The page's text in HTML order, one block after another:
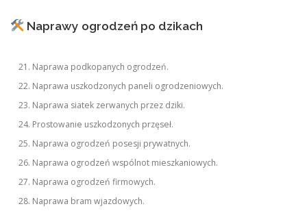
Naprawy ogrodzeń po dzikach
Naprawa podkopanych ogrodzeń.
Naprawa uszkodzonych paneli ogrodzeniowych.
Naprawa siatek zerwanych przez dziki.
Prostowanie uszkodzonych przęseł.
Naprawa ogrodzeń posesji prywatnych.
Naprawa ogrodzeń wspólnot mieszkaniowych.
Naprawa ogrodzeń firmowych.
Naprawa bram wjazdowych.